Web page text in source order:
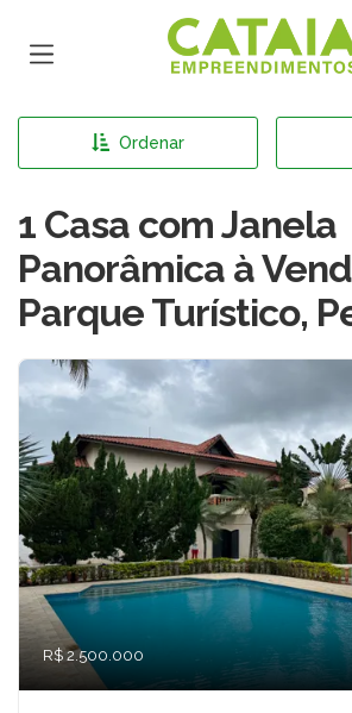
Página inicial
Ordenar
1 Casa com Janela
Panorâmica à
Parque Turístico,
R$ 2.500.000